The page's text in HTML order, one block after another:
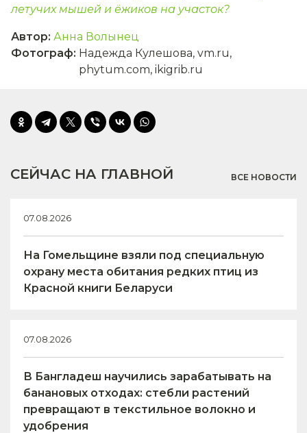
летучих мышей и ёжиков на участок?
Автор: Анна Волынец
Фотограф: Надежда Кулешова, vm.ru,
phytum.com, ikigrib.ru
СЕЙЧАС НА ГЛАВНОЙ ВСЕ НОВОСТИ
07.08.2026
На Гомельщине взяли под специальную
охрану места обитания редких птиц из
Красной книги Беларуси
07.08.2026
В Бангладеш научились зарабатывать на
банановых отходах: стебли растений
превращают в текстильное волокно и
удобрения